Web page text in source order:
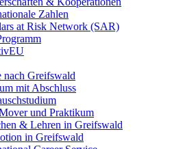
Zahlen
at Risk Network (SAR)
nach Greifswald
mit Abschluss
und Praktikum
& Lehren in Greifswald
in Greifswald